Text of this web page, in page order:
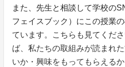
また、先生と相談して学校の
フェイスブック）にこの授業
ています。こちらも見てくだ
ば、私たちの取組みが読まれ
いか・興味をもってもらえる